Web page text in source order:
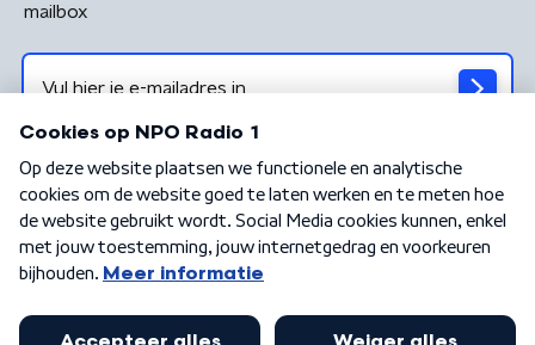
mailbox
Algemene voorwaarden